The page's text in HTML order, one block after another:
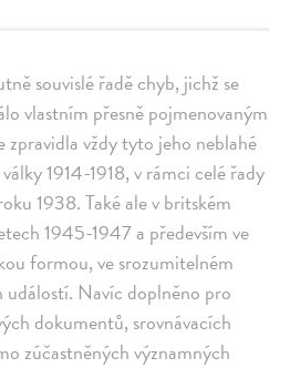
souvislé řadě chyb, jichž se
vlastním přesně pojmenovaným
vždy tyto jeho neblahé
1914-1918, v rámci celé řady
1938. Také ale v britském
1945-1947 a především ve
formou, ve srozumitelném
Navíc doplněno pro
dokumentů, srovnávacích
zúčastněných významných